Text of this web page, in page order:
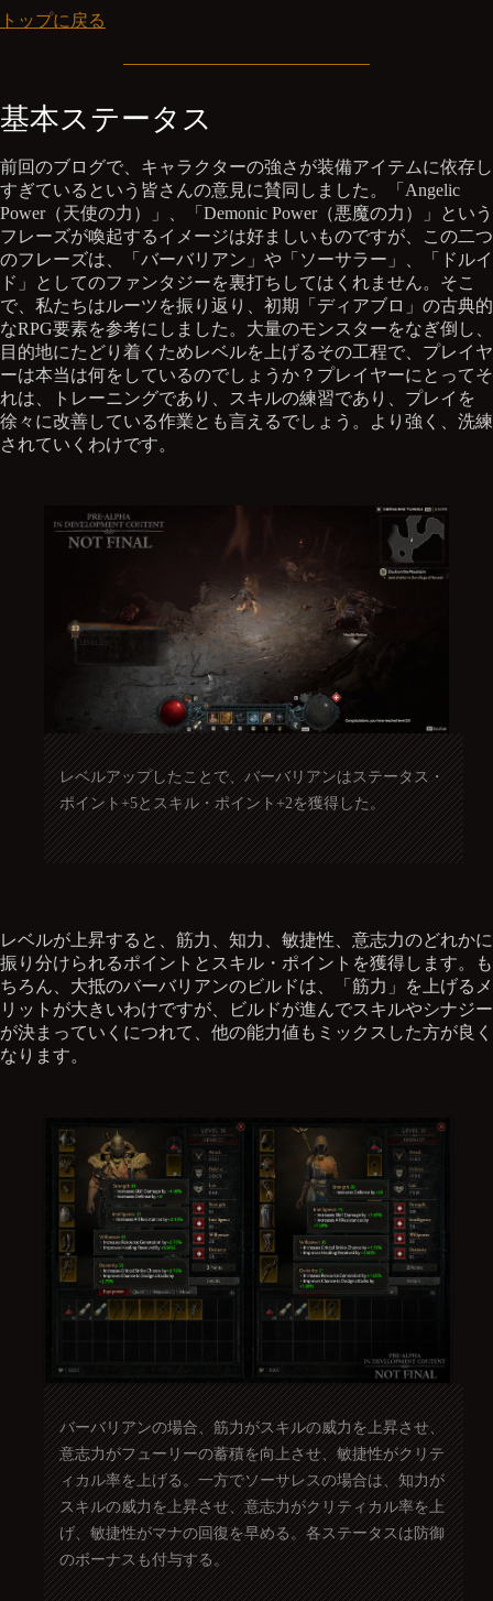
トップに戻る
基本ステータス
前回のブログで、キャラクターの強さが装備アイテムに依存し
すぎているという皆さんの意見に賛同しました。「Angelic
Power（天使の力）」、「Demonic Power（悪魔の力）」という
フレーズが喚起するイメージは好ましいものですが、この二つ
のフレーズは、「バーバリアン」や「ソーサラー」、「ドルイ
ド」としてのファンタジーを裏打ちしてはくれません。そこ
で、私たちはルーツを振り返り、初期「ディアブロ」の古典的
なRPG要素を参考にしました。大量のモンスターをなぎ倒し、
目的地にたどり着くためレベルを上げるその工程で、プレイヤ
ーは本当は何をしているのでしょうか？プレイヤーにとってそ
れは、トレーニングであり、スキルの練習であり、プレイを
徐々に改善している作業とも言えるでしょう。より強く、洗練
されていくわけです。
レベルアップしたことで、バーバリアンはステータス・
ポイント+5とスキル・ポイント+2を獲得した。
レベルが上昇すると、筋力、知力、敏捷性、意志力のどれかに
振り分けられるポイントとスキル・ポイントを獲得します。も
ちろん、大抵のバーバリアンのビルドは、「筋力」を上げるメ
リットが大きいわけですが、ビルドが進んでスキルやシナジー
が決まっていくにつれて、他の能力値もミックスした方が良く
なります。
バーバリアンの場合、筋力がスキルの威力を上昇させ、
意志力がフューリーの蓄積を向上させ、敏捷性がクリテ
ィカル率を上げる。一方でソーサレスの場合は、知力が
スキルの威力を上昇させ、意志力がクリティカル率を上
げ、敏捷性がマナの回復を早める。各ステータスは防御
のボーナスも付与する。